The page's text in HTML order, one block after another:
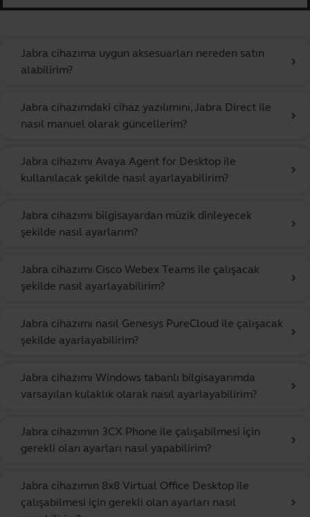
Jabra cihazıma uygun aksesuarları nereden satın
alabilirim?
chevron_right
Jabra cihazımdaki cihaz yazılımını, Jabra Direct ile
nasıl manuel olarak güncellerim?
chevron_right
Jabra cihazımı Avaya Agent for Desktop ile
kullanılacak şekilde nasıl ayarlayabilirim?
chevron_right
Jabra cihazımı bilgisayardan müzik dinleyecek
şekilde nasıl ayarlarım?
chevron_right
Jabra cihazımı Cisco Webex Teams ile çalışacak
şekilde nasıl ayarlayabilirim?
chevron_right
Jabra cihazımı nasıl Genesys PureCloud ile çalışacak
şekilde ayarlayabilirim?
chevron_right
Jabra cihazımı Windows tabanlı bilgisayarımda
varsayılan kulaklık olarak nasıl ayarlayabilirim?
chevron_right
Jabra cihazımın 3CX Phone ile çalışabilmesi için
gerekli olan ayarları nasıl yapabilirim?
chevron_right
Jabra cihazımın 8x8 Virtual Office Desktop ile
çalışabilmesi için gerekli olan ayarları nasıl
chevron_right